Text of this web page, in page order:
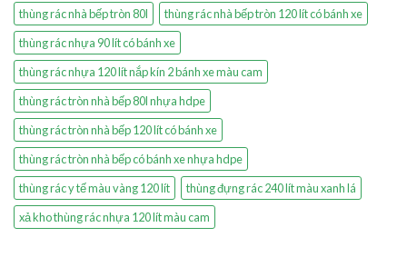
thùng rác nhà bếp tròn 80l
thùng rác nhà bếp tròn 120 lít có bánh xe
thùng rác nhựa 90 lít có bánh xe
thùng rác nhựa 120 lít nắp kín 2 bánh xe màu cam
thùng rác tròn nhà bếp 80l nhựa hdpe
thùng rác tròn nhà bếp 120 lít có bánh xe
thùng rác tròn nhà bếp có bánh xe nhựa hdpe
thùng rác y tế màu vàng 120 lít
thùng đựng rác 240 lít màu xanh lá
xả kho thùng rác nhựa 120 lít màu cam